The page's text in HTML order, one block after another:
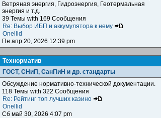
Ветряная энергия, Гидроэнергия, Геотермальная
энергия и т.д.
39 Темы with 169 Сообщения
Re: Выбор ИБП и аккумулятора к нему
Onellid
Пн апр 20, 2026 12:39 pm
Teхнорматив
ГОСТ, СНиП, СанПиН и др. стандарты
Обсуждение нормативно-технической документации.
118 Темы with 322 Сообщения
Re: Рейтинг топ лучших казино
Onellid
Сб май 30, 2026 4:07 pm